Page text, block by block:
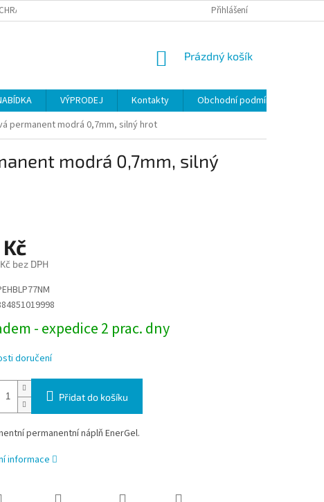
OSOBNÍCH ÚDAJŮ Přihlášení
NÁKUPNÍ
Prázdný košík
VÝPRODEJ Kontakty
Obchodní podmínky
permanent modrá 0,7mm, silný hrot
modrá 0,7mm, silný
bez DPH
- expedice 2 prac. dny
doručení
Přidat do košíku
permanentní náplň EnerGel.
informace